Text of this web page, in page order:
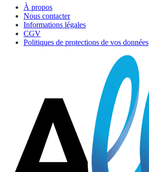
À propos
Nous contacter
Informations légales
CGV
Politiques de protections de vos données